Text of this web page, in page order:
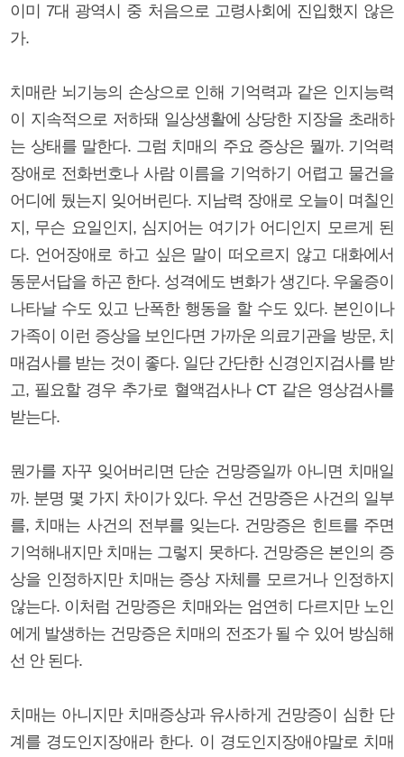
이미 7대 광역시 중 처음으로 고령사회에 진입했지 않은
가.
치매란 뇌기능의 손상으로 인해 기억력과 같은 인지능력
이 지속적으로 저하돼 일상생활에 상당한 지장을 초래하
는 상태를 말한다. 그럼 치매의 주요 증상은 뭘까. 기억력
장애로 전화번호나 사람 이름을 기억하기 어렵고 물건을
어디에 뒀는지 잊어버린다. 지남력 장애로 오늘이 며칠인
지, 무슨 요일인지, 심지어는 여기가 어디인지 모르게 된
다. 언어장애로 하고 싶은 말이 떠오르지 않고 대화에서
동문서답을 하곤 한다. 성격에도 변화가 생긴다. 우울증이
나타날 수도 있고 난폭한 행동을 할 수도 있다. 본인이나
가족이 이런 증상을 보인다면 가까운 의료기관을 방문, 치
매검사를 받는 것이 좋다. 일단 간단한 신경인지검사를 받
고, 필요할 경우 추가로 혈액검사나 CT 같은 영상검사를
받는다.
뭔가를 자꾸 잊어버리면 단순 건망증일까 아니면 치매일
까. 분명 몇 가지 차이가 있다. 우선 건망증은 사건의 일부
를, 치매는 사건의 전부를 잊는다. 건망증은 힌트를 주면
기억해내지만 치매는 그렇지 못하다. 건망증은 본인의 증
상을 인정하지만 치매는 증상 자체를 모르거나 인정하지
않는다. 이처럼 건망증은 치매와는 엄연히 다르지만 노인
에게 발생하는 건망증은 치매의 전조가 될 수 있어 방심해
선 안 된다.
치매는 아니지만 치매증상과 유사하게 건망증이 심한 단
계를 경도인지장애라 한다. 이 경도인지장애야말로 치매